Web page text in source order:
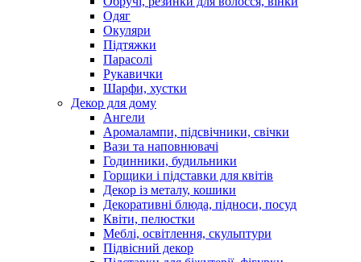
Одяг
Окуляри
Підтяжки
Парасолі
Рукавички
Шарфи, хустки
Декор для дому
Ангели
Аромалампи, підсвічники, свічки
Вази та наповнювачі
Годинники, будильники
Горщики і підставки для квітів
Декор із металу, кошики
Декоративні блюда, підноси, посуд
Квіти, пелюстки
Меблі, освітлення, скульптури
Підвісний декор